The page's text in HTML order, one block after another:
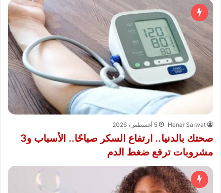
Henar Sarwat 5 أغسطس، 2026
صحتك بالدنيا.. ارتفاع السكر صباحًا.. الأسباب و3
مشروبات ترفع ضغط الدم